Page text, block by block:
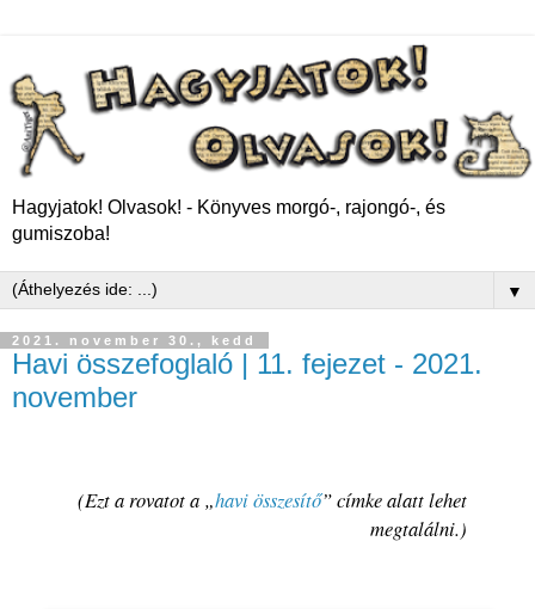
Hagyjatok! Olvasok! - Könyves morgó-, rajongó-, és
gumiszoba!
▼
2021. november 30., kedd
Havi összefoglaló | 11. fejezet - 2021.
november
(Ezt a rovatot a „havi összesítő” címke alatt lehet
megtalálni.)